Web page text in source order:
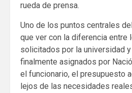
rueda de prensa.
Uno de los puntos centrales
que ver con la diferencia entre
solicitados por la universidad
finalmente asignados por
el funcionario, el presupuesto
lejos de las necesidades